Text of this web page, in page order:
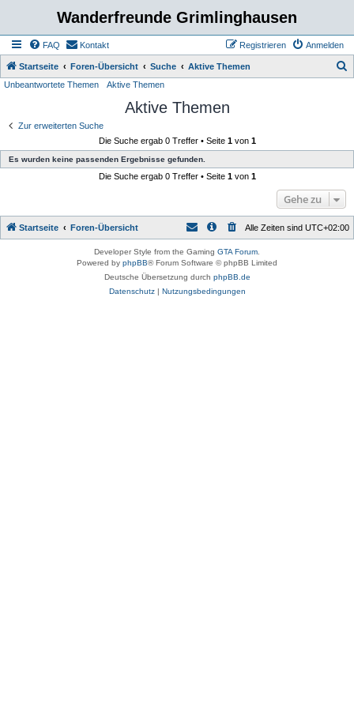
Wanderfreunde Grimlinghausen
FAQ Kontakt Anmelden
Registrieren
Startseite Foren-Übersicht Suche Aktive Themen
Unbeantwortete Themen Aktive Themen
Aktive Themen
Zur erweiterten Suche
Die Suche ergab 0 Treffer • Seite 1von 1
Es wurden keine passenden Ergebnisse gefunden.
Die Suche ergab 0 Treffer • Seite 1von 1
Gehe zu
Startseite Foren-Übersicht Alle Zeiten sind UTC+02:00
Developer Style from the Gaming GTA Forum
Powered by phpBB® Forum Software © phpBB Limited
Deutsche Übersetzung durch phpBB.de
Datenschutz| Nutzungsbedingungen